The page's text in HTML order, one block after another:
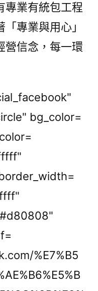
專業有統包工程
專業與用心」
營信念，每一環
bg_color=
%E7%B5